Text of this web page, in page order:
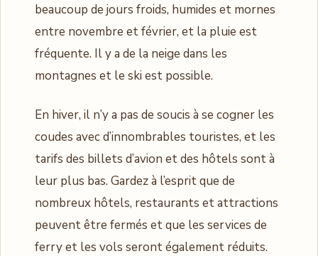
beaucoup de jours froids, humides et mornes
entre novembre et février, et la pluie est
fréquente. Il y a de la neige dans les
montagnes et le ski est possible.
En hiver, il n’y a pas de soucis à se cogner les
coudes avec d’innombrables touristes, et les
tarifs des billets d’avion et des hôtels sont à
leur plus bas. Gardez à l’esprit que de
nombreux hôtels, restaurants et attractions
peuvent être fermés et que les services de
ferry et les vols seront également réduits.